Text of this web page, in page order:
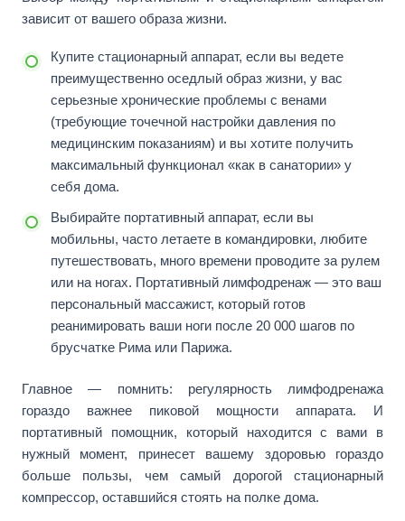
зависит от вашего образа жизни.
Купите стационарный аппарат, если вы ведете
преимущественно оседлый образ жизни, у вас
серьезные хронические проблемы с венами
(требующие точечной настройки давления по
медицинским показаниям) и вы хотите получить
максимальный функционал «как в санатории» у
себя дома.
Выбирайте портативный аппарат, если вы
мобильны, часто летаете в командировки, любите
путешествовать, много времени проводите за рулем
или на ногах. Портативный лимфодренаж — это ваш
персональный массажист, который готов
реанимировать ваши ноги после 20 000 шагов по
брусчатке Рима или Парижа.
Главное — помнить: регулярность лимфодренажа
гораздо важнее пиковой мощности аппарата. И
портативный помощник, который находится с вами в
нужный момент, принесет вашему здоровью гораздо
больше пользы, чем самый дорогой стационарный
компрессор, оставшийся стоять на полке дома.